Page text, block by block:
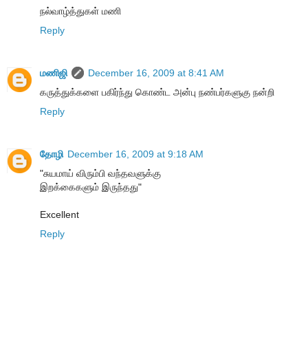
நல்வாழ்த்துகள் மணி
Reply
மணிஜி
December 16, 2009 at 8:41 AM
கருத்துக்களை பகிர்ந்து கொண்ட அன்பு நண்பர்களுகு நன்றி
Reply
தோழி December 16, 2009 at 9:18 AM
"சுயமாய் விரும்பி வந்தவளுக்கு
இறக்கைகளும் இருந்தது"
Excellent
Reply